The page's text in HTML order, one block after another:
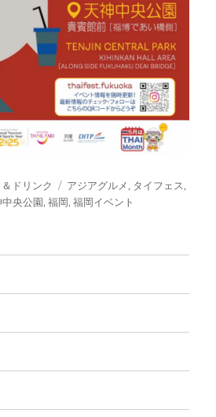
ドリンク
タ
グ
アジアグルメ, タイフェス,
中央公園,福岡,福岡イベント